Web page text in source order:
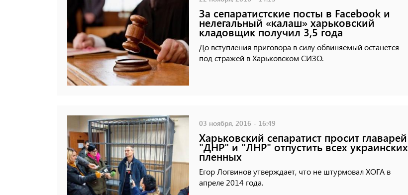
За сепаратистские посты в Facebook и
нелегальный «калаш» харьковский
кладовщик получил 3,5 года
До вступления приговора в силу обвиняемый останется
под стражей в Харьковском СИЗО.
03 ноября, 2016 - 16:49
Харьковский сепаратист просит главарей
"ДНР" и "ЛНР" отпустить всех украинских
пленных
Егор Логвинов утверждает, что не штурмовал ХОГА в
апреле 2014 года.